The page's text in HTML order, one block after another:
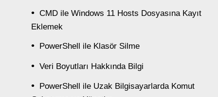
CMD ile Windows 11 Hosts Dosyasına Kayıt
Eklemek
PowerShell ile Klasör Silme
Veri Boyutları Hakkında Bilgi
PowerShell ile Uzak Bilgisayarlarda Komut